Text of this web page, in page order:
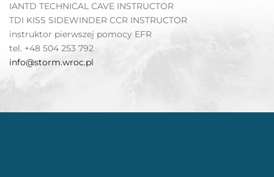
IANTD TECHNICAL CAVE INSTRUCTOR
TDI KISS SIDEWINDER CCR INSTRUCTOR
instruktor pierwszej pomocy EFR
tel. +48 504 253 792
info@storm.wroc.pl